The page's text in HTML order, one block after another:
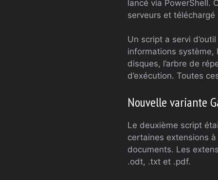
lancé via PowerShell.
serveurs et
Un script a servi
informations système,
disques, l’arbre de
d’exécution. Toutes
Nouvelle variante
Le deuxième script
certaines extensions
documents. Les
.odt, .txt et .pdf.